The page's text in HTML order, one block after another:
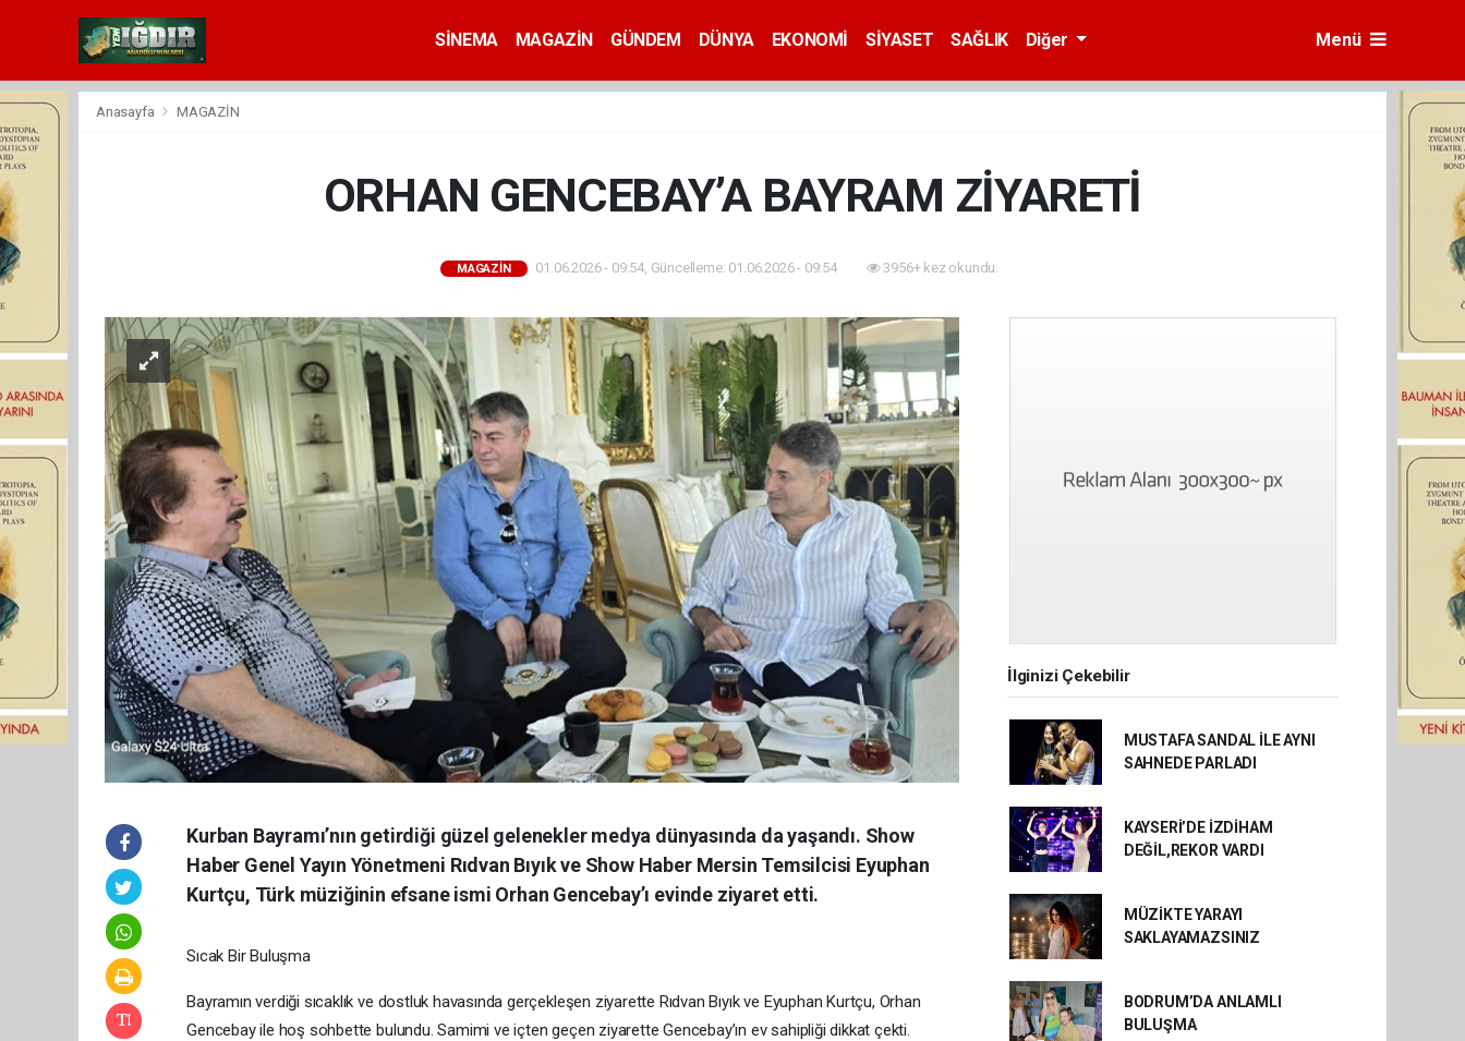
SİNEMA MAGAZİN GÜNDEM DÜNYA EKONOMİ SİYASET SAĞLIK Diğer Menü
Anasayfa MAGAZİN
ORHAN GENCEBAY’A BAYRAM ZİYARETİ
MAGAZİN 01.06.2026 - 09:54, Güncelleme: 01.06.2026 - 09:54 3956+ kez okundu.
Kurban Bayramı’nın getirdiği güzel gelenekler medya dünyasında da yaşandı. Show
Haber Genel Yayın Yönetmeni Rıdvan Bıyık ve Show Haber Mersin Temsilcisi Eyuphan
Kurtçu, Türk müziğinin efsane ismi Orhan Gencebay’ı evinde ziyaret etti.
Sıcak Bir Buluşma
Bayramın verdiği sıcaklık ve dostluk havasında gerçekleşen ziyarette Rıdvan Bıyık ve Eyuphan Kurtçu, Orhan
Gencebay ile hoş sohbette bulundu. Samimi ve içten geçen ziyarette Gencebay’ın ev sahipliği dikkat çekti.
İlginizi Çekebilir
MUSTAFA SANDAL İLE AYNI
SAHNEDE PARLADI
KAYSERİ’DE İZDİHAM
DEĞİL,REKOR VARDI
MÜZİKTE YARAYI
SAKLAYAMAZSINIZ
BODRUM’DA ANLAMLI
BULUŞMA